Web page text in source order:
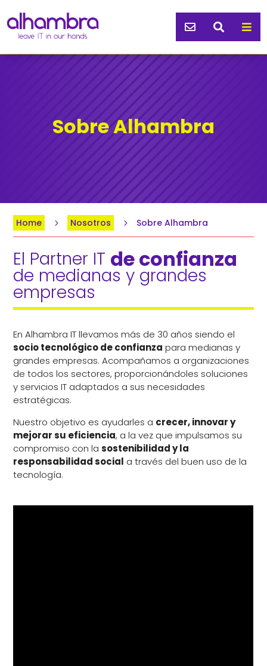
  
Sobre Alhambra
Home 5 Nosotros 5 Sobre Alhambra
El Partner IT de confianza
de medianas y grandes
empresas
En Alhambra IT llevamos más de 30 años siendo el
socio tecnológico de confianza para medianas y
grandes empresas. Acompañamos a organizaciones
de todos los sectores, proporcionándoles soluciones
y servicios IT adaptados a sus necesidades
estratégicas.
Nuestro objetivo es ayudarles a crecer, innovar y
mejorar su eficiencia, a la vez que impulsamos su
compromiso con lasostenibilidad y la
responsabilidad social a través del buen uso de la
tecnología.